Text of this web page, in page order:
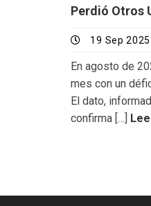
Perdió Otros
19 Sep 2025
En agosto de
mes con un
El dato,
confirma […]